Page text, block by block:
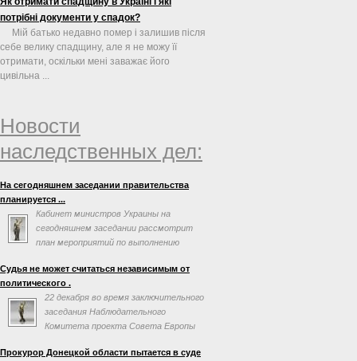
потрібні документи у спадок?
Мій батько недавно помер і залишив після
себе велику спадщину, але я не можу її
отримати, оскільки мені заважає його
цивільна ...
Новости
наследственных дел:
На сегодняшнем заседании правительства
планируется ...
Кабинет министров Украины на
сегодняшнем заседании рассмотрит
план мероприятий по выполнению
Евросоюзом. Об этом говорится в повестке дня
заседания на сайте правительства.
Судья не может считаться независимым от
политического .
22 декабря во время заключительного
заседания Наблюдательного
Комитета проекта Совета Европы
эффективности и профессионализма судебной
Прокурор Донецкой области пытается в суде